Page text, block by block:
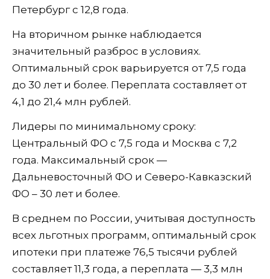
Петербург с 12,8 года.
На вторичном рынке наблюдается
значительный разброс в условиях.
Оптимальный срок варьируется от 7,5 года
до 30 лет и более. Переплата составляет от
4,1 до 21,4 млн рублей.
Лидеры по минимальному сроку:
Центральный ФО с 7,5 года и Москва с 7,2
года. Максимальный срок —
Дальневосточный ФО и Северо-Кавказский
ФО – 30 лет и более.
В среднем по России, учитывая доступность
всех льготных программ, оптимальный срок
ипотеки при платеже 76,5 тысячи рублей
составляет 11,3 года, а переплата — 3,3 млн